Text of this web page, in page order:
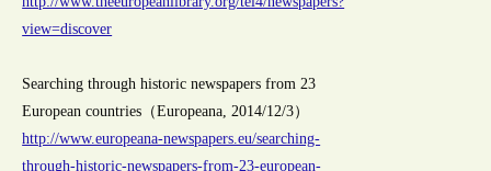
view=discover
Searching through historic newspapers from 23
European countries（Europeana, 2014/12/3）
http://www.europeana-newspapers.eu/searching-
through-historic-newspapers-from-23-european-